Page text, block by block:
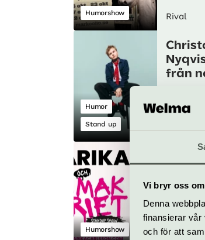
Vi bryr oss
Denna
finansierar vår
och för att
Humorshow Rival
Humor
Stand up
från
Humorshow
31
Rival